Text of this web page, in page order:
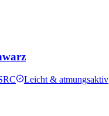
Leicht & atmungsaktiv